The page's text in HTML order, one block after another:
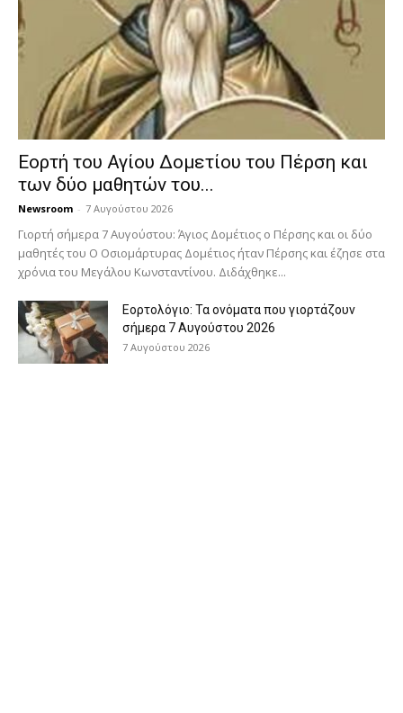
Εορτή του Αγίου Δομετίου του Πέρση και
των δύο μαθητών του...
Newsroom - 7 Αυγούστου 2026
Γιορτή σήμερα 7 Αυγούστου: Άγιος Δομέτιος ο Πέρσης και οι δύο
μαθητές του Ο Oσιομάρτυρας Δομέτιος ήταν Πέρσης και έζησε στα
χρόνια του Μεγάλου Κωνσταντίνου. Διδάχθηκε...
Εορτολόγιο: Τα ονόματα που γιορτάζουν
σήμερα 7 Αυγούστου 2026
7 Αυγούστου 2026